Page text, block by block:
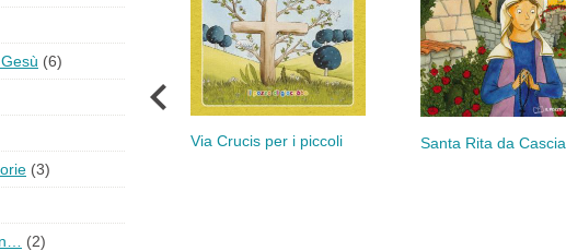
Via Crucis per i piccoli Santa Rita da Cascia
(6)
(3)
(2)